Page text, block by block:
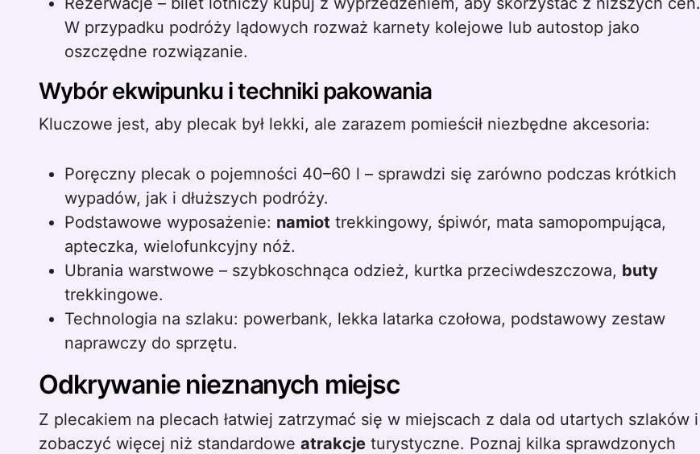
W przypadku podróży lądowych rozważ karnety kolejowe lub autostop jako
oszczędne rozwiązanie.
Wybór ekwipunku i techniki pakowania
Kluczowe jest, aby plecak był lekki, ale zarazem pomieścił niezbędne akcesoria:
Poręczny plecak o pojemności 40–60 l – sprawdzi się zarówno podczas krótkich
wypadów, jak i dłuższych podróży.
Podstawowe wyposażenie: namiot trekkingowy, śpiwór, mata samopompująca,
apteczka, wielofunkcyjny nóż.
Ubrania warstwowe – szybkoschnąca odzież, kurtka przeciwdeszczowa, buty
trekkingowe.
Technologia na szlaku: powerbank, lekka latarka czołowa, podstawowy zestaw
naprawczy do sprzętu.
Odkrywanie nieznanych miejsc
Z plecakiem na plecach łatwiej zatrzymać się w miejscach z dala od utartych szlaków i
zobaczyć więcej niż standardowe atrakcje turystyczne. Poznaj kilka sprawdzonych